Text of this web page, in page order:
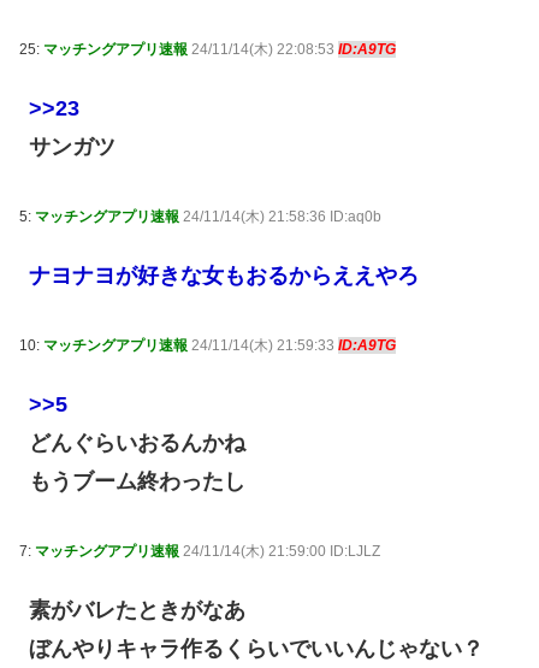
25: マッチングアプリ速報 24/11/14(木) 22:08:53 ID:A9TG
>>23
サンガツ
5: マッチングアプリ速報 24/11/14(木) 21:58:36 ID:aq0b
ナヨナヨが好きな女もおるからええやろ
10: マッチングアプリ速報 24/11/14(木) 21:59:33 ID:A9TG
>>5
どんぐらいおるんかね
もうブーム終わったし
7: マッチングアプリ速報 24/11/14(木) 21:59:00 ID:LJLZ
素がバレたときがなあ
ぼんやりキャラ作るくらいでいいんじゃない？